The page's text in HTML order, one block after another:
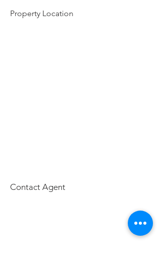
Property Location
Contact Agent